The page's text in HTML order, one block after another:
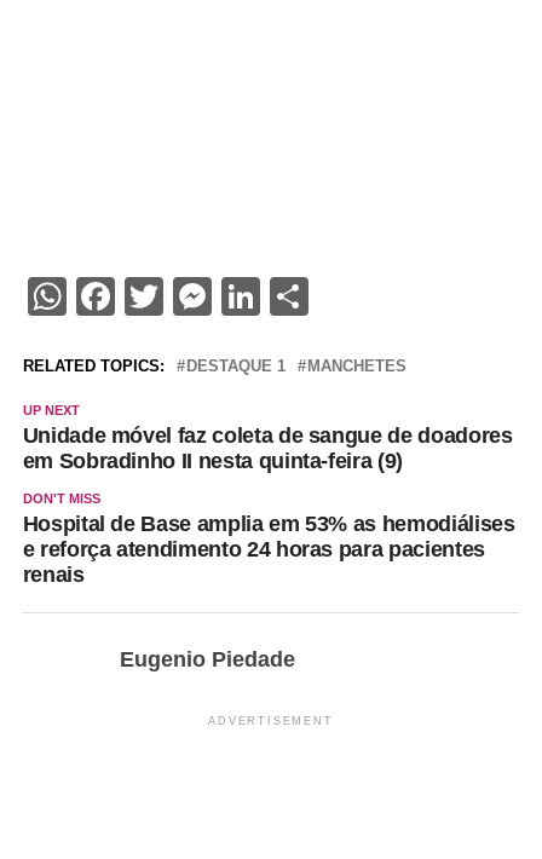
WhatsApp
Facebook
Twitter
Messenger
LinkedIn
Share
RELATED TOPICS: DESTAQUE 1 MANCHETES
UP NEXT
Unidade móvel faz coleta de sangue de doadores
em Sobradinho II nesta quinta-feira (9)
DON'T MISS
Hospital de Base amplia em 53% as hemodiálises
e reforça atendimento 24 horas para pacientes
renais
Eugenio Piedade
ADVERTISEMENT